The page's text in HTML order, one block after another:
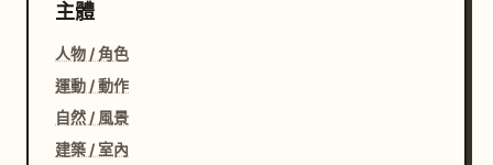
主體
人物 / 角色
運動 / 動作
自然 / 風景
建築 / 室內